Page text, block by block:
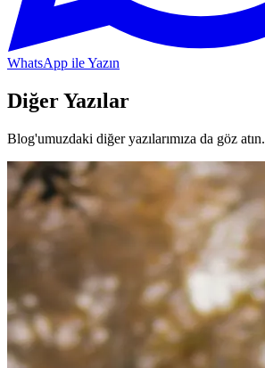
WhatsApp ile Yazın
Diğer Yazılar
Blog'umuzdaki diğer yazılarımıza da göz atın.